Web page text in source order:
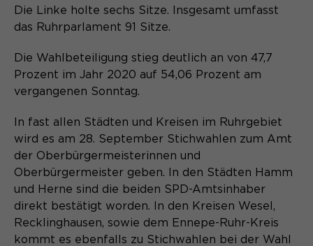
Zweck
PHPs Standard Sitzungs- Identifikation
(Formulare).
Name be_typo_user
Anbieter
Laufzeit Ende der Sitzung
Zweck
Dieser Cookie teilt der Webseite mit,
ob ein Besucher im Typo3-Backend
angemeldet ist und die Rechte besitzt
diese zu verwalten.
Name _pk_ref.*
Laufzeit 6 Monate
Name MATOMO_SESSID
Anbieter Matomo
Laufzeit Sitzung
Die Linke holte sechs Sitze. Insgesamt umfasst
das Ruhrparlament 91 Sitze.
Die Wahlbeteiligung stieg deutlich an von 47,7
Prozent im Jahr 2020 auf 54,06 Prozent am
vergangenen Sonntag.
In fast allen Städten und Kreisen im Ruhrgebiet
wird es am 28. September Stichwahlen zum Amt
der Oberbürgermeisterinnen und
Oberbürgermeister geben. In den Städten Hamm
und Herne sind die beiden SPD-Amtsinhaber
direkt bestätigt worden. In den Kreisen Wesel,
Recklinghausen, sowie dem Ennepe-Ruhr-Kreis
kommt es ebenfalls zu Stichwahlen bei der Wahl